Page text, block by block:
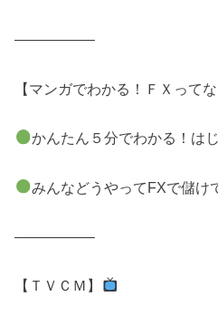
—————–
【マンガでわかる！ＦＸって
かんたん５分でわかる！は
みんなどうやってFXで儲け
—————–
【ＴＶＣＭ】